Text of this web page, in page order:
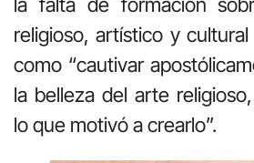
religioso, artístico y cultural
como “cautivar
la belleza del arte
lo que motivó a crearlo”.